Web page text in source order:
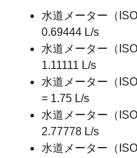
水道メーター（
0.69444 L/s
水道メーター（
1.11111 L/s
水道メーター（
= 1.75 L/s
水道メーター（
2.77778 L/s
水道メーター（